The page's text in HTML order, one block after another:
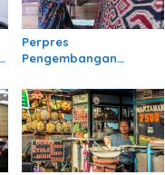
Perpres
Pengembangan
Perkuat Ekosistem
Wirausaha di Indonesia